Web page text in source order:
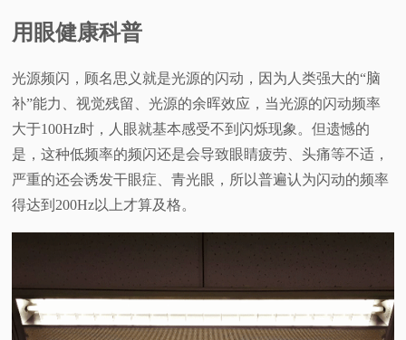
测
视
频
科
验
用眼健康科普
光源频闪，顾名思义就是光源的闪动，因为人类强大的“脑
补”能力、视觉残留、光源的余晖效应，当光源的闪动频率
大于100Hz时，人眼就基本感受不到闪烁现象。但遗憾的
是，这种低频率的频闪还是会导致眼睛疲劳、头痛等不适，
严重的还会诱发干眼症、青光眼，所以普遍认为闪动的频率
得达到200Hz以上才算及格。